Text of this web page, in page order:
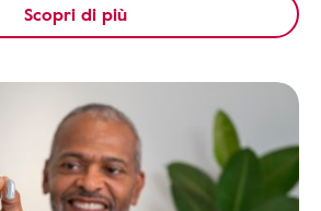
Scopri di più